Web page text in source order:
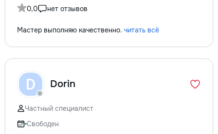
0,0
нет отзывов
Мастер выполняю качественно. читать всё
D Dorin
Частный специалист
Свободен